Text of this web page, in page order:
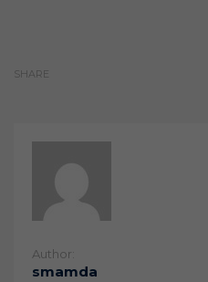
SHARE
Author:
smamda